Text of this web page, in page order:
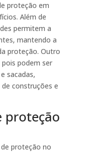
proteção em
Além de
permitem a
mantendo a
proteção. Outro
podem ser
sacadas,
construções e
proteção
proteção no